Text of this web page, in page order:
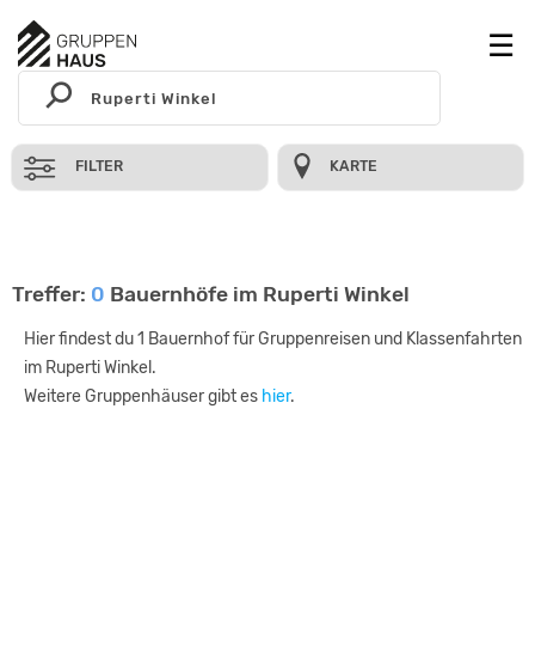
FILTER KARTE
Treffer: 0 Bauernhöfe im Ruperti Winkel
Hier findest du 1 Bauernhof für Gruppenreisen und Klassenfahrten
im Ruperti Winkel.
Weitere Gruppenhäuser gibt es hier.